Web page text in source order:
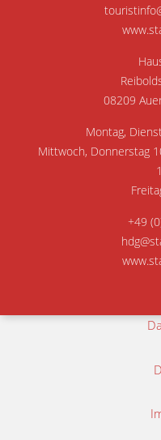
08209
Montag,
Mittwoch, Donnerstag
+49